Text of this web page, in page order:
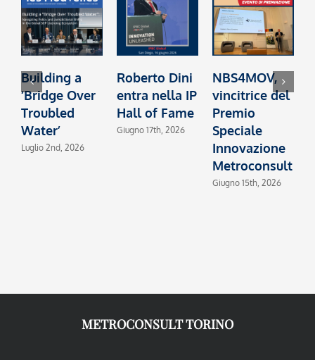
Building a
‘Bridge Over
Troubled
Water’
Luglio 2nd, 2026
Roberto Dini
entra nella IP
Hall of Fame
Giugno 17th, 2026
NBS4MOV,
vincitrice del
Premio
Speciale
Innovazione
Metroconsult
Giugno 15th, 2026
METROCONSULT TORINO